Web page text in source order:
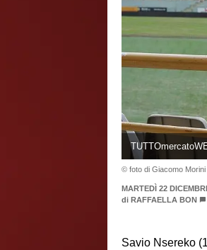
© foto di Giacomo Morini
MARTEDÌ 22
di RAFFAELLA BON
Savio Nsereko